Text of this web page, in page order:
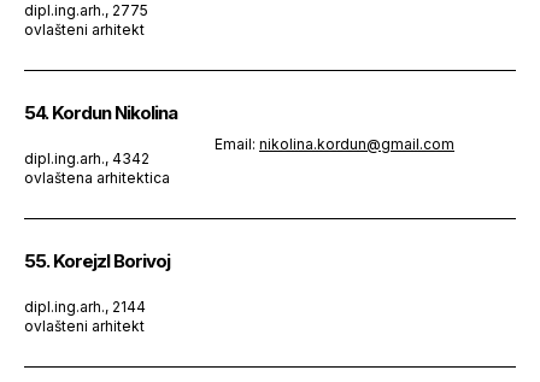
dipl.ing.arh., 2775
ovlašteni arhitekt
54. Kordun Nikolina
dipl.ing.arh., 4342
ovlaštena arhitektica
Email: nikolina.kordun@gmail.com
55. Korejzl Borivoj
dipl.ing.arh., 2144
ovlašteni arhitekt